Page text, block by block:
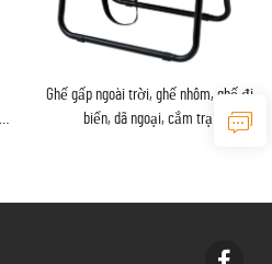
Ghế gấp ngoài trời, ghế nhôm, ghế đi
biển, dã ngoại, cắm trại